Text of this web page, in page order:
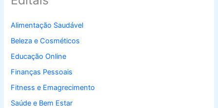
Alimentação Saudável
Beleza e Cosméticos
Educação Online
Finanças Pessoais
Fitness e Emagrecimento
Saúde e Bem Estar